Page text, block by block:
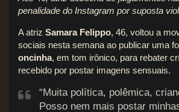
penalidade do Instagram por suposta
A atriz Samara Felippo, 46, voltou a
sociais nesta semana ao publicar uma
oncinha, em tom irônico, para rebater
recebido por postar imagens sensuais.
“Muita política, polêmica,
Posso nem mais postar